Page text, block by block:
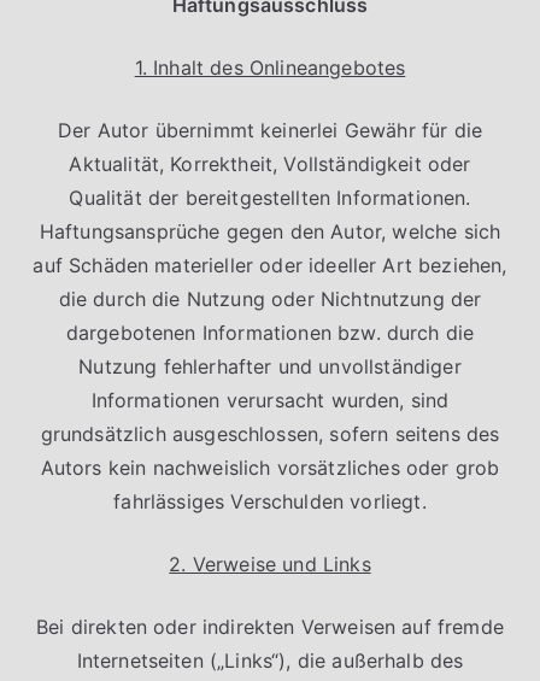
Haftungsausschluss
1. Inhalt des Onlineangebotes
Der Autor übernimmt keinerlei Gewähr für die
Aktualität, Korrektheit, Vollständigkeit oder
Qualität der bereitgestellten Informationen.
Haftungsansprüche gegen den Autor, welche sich
auf Schäden materieller oder ideeller Art beziehen,
die durch die Nutzung oder Nichtnutzung der
dargebotenen Informationen bzw. durch die
Nutzung fehlerhafter und unvollständiger
Informationen verursacht wurden, sind
grundsätzlich ausgeschlossen, sofern seitens des
Autors kein nachweislich vorsätzliches oder grob
fahrlässiges Verschulden vorliegt.
2. Verweise und Links
Bei direkten oder indirekten Verweisen auf fremde
Internetseiten („Links“), die außerhalb des